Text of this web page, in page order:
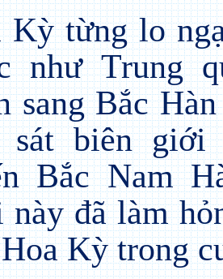
Kỳ từng lo
như Trung
sang Bắc
sát biên giới
Bắc Nam
này đã làm
Kỳ trong